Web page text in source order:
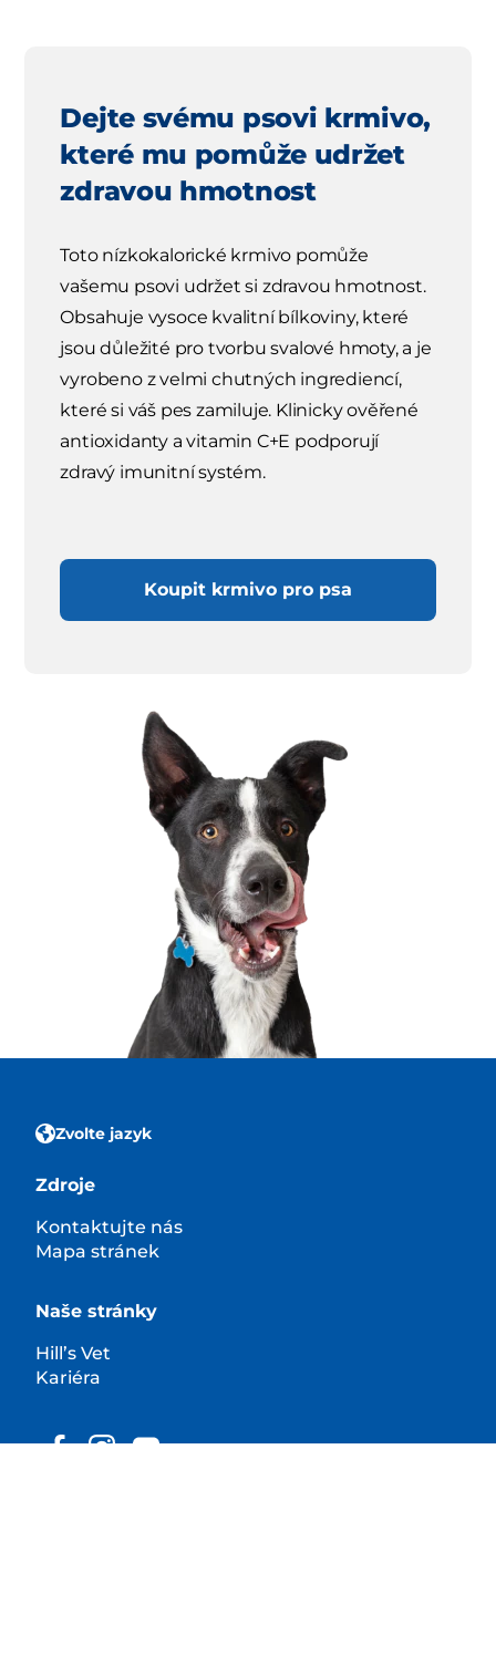
Dejte svému psovi krmivo,
které mu pomůže udržet
zdravou hmotnost
Toto nízkokalorické krmivo pomůže
vašemu psovi udržet si zdravou hmotnost.
Obsahuje vysoce kvalitní bílkoviny, které
jsou důležité pro tvorbu svalové hmoty, a je
vyrobeno z velmi chutných ingrediencí,
které si váš pes zamiluje. Klinicky ověřené
antioxidanty a vitamin C+E podporují
zdravý imunitní systém.
Koupit krmivo pro psa
Zvolte jazyk
Zdroje
Kontaktujte nás
Mapa stránek
Naše stránky
Hill’s Vet
Kariéra